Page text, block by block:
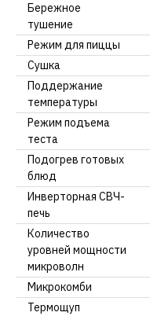
Бережное
тушение
Режим для пиццы
Сушка
Поддержание
температуры
Режим подъема
теста
Подогрев готовых
блюд
Инверторная СВЧ-
печь
Количество
уровней мощности
микроволн
Микрокомби
Термощуп